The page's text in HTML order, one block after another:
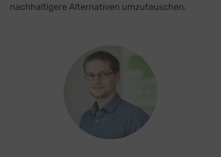
nachhaltigere Alternativen umzutauschen.